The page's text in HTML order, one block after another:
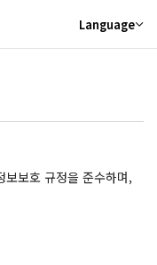
Language
보보호 규정을 준수하며,